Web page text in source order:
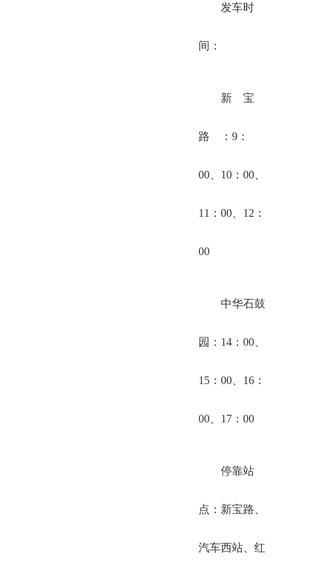
发车时
间：
新 宝
路 ：9：
00、10：00、
11：00、12：
00
中华石鼓
园：14：00、
15：00、16：
00、17：00
停靠站
点：新宝路、
汽车西站、红